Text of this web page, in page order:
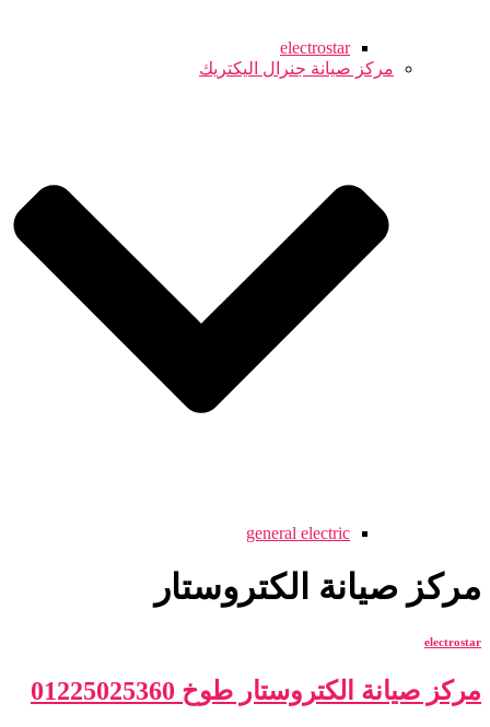
electrostar
مركز صيانة جنرال اليكتريك
general electric
مركز صيانة الكتروستار
electrostar
مركز صيانة الكتروستار طوخ 01225025360